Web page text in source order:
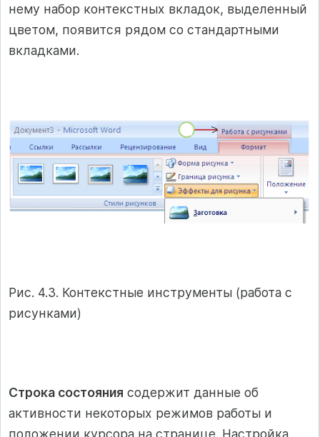
нему набор контекстных вкладок, выделенный
цветом, появится рядом со стандартными
вкладками.
Рис. 4.3. Контекстные инструменты (работа с
рисунками)
Строка состояния содержит данные об
активности некоторых режимов работы и
положении курсора на странице. Настройка